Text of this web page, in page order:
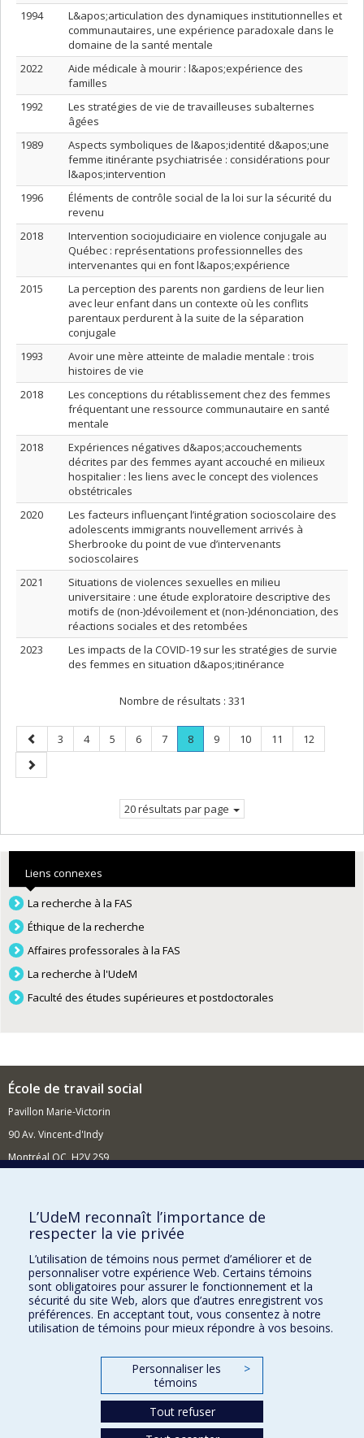
1994
L&apos;articulation des dynamiques institutionnelles et
communautaires, une expérience paradoxale dans le
domaine de la santé mentale
2022
Aide médicale à mourir : l&apos;expérience des
familles
1992
Les stratégies de vie de travailleuses subalternes
âgées
1989
Aspects symboliques de l&apos;identité d&apos;une
femme itinérante psychiatrisée : considérations pour
l&apos;intervention
1996
Éléments de contrôle social de la loi sur la sécurité du
revenu
2018
Intervention sociojudiciaire en violence conjugale au
Québec : représentations professionnelles des
intervenantes qui en font l&apos;expérience
2015
La perception des parents non gardiens de leur lien
avec leur enfant dans un contexte où les conflits
parentaux perdurent à la suite de la séparation
conjugale
1993
Avoir une mère atteinte de maladie mentale : trois
histoires de vie
2018
Les conceptions du rétablissement chez des femmes
fréquentant une ressource communautaire en santé
mentale
2018
Expériences négatives d&apos;accouchements
décrites par des femmes ayant accouché en milieux
hospitalier : les liens avec le concept des violences
obstétricales
2020
Les facteurs influençant l’intégration socioscolaire des
adolescents immigrants nouvellement arrivés à
Sherbrooke du point de vue d’intervenants
socioscolaires
2021
Situations de violences sexuelles en milieu
universitaire : une étude exploratoire descriptive des
motifs de (non-)dévoilement et (non-)dénonciation, des
réactions sociales et des retombées
2023
Les impacts de la COVID-19 sur les stratégies de survie
des femmes en situation d&apos;itinérance
Nombre de résultats : 331
Page
précédente
Page
3 Page
4 Page
5 Page
6 Page
7 Page
8.
Page
Page
9 Page
10 Page
11 Page
12
Page
suivante
20 résultats par page
Liens connexes
La recherche à la FAS
Éthique de la recherche
Affaires professorales à la FAS
La recherche à l'UdeM
Faculté des études supérieures et postdoctorales
École de travail social
Pavillon Marie-Victorin
90 Av. Vincent-d'Indy
Montréal QC H2V 2S9
Comment soutenir l'École?
BESOIN D'AIDE?
Plan du site
Signaler une erreur
Accessibilité
FACULTÉ DES ARTS ET DES SCIENCES
Nos départements et écoles
L’UdeM reconnaît l’importance de
respecter la vie privée
L’utilisation de témoins nous permet d’améliorer et de
personnaliser votre expérience Web. Certains témoins
sont obligatoires pour assurer le fonctionnement et la
sécurité du site Web, alors que d’autres enregistrent vos
préférences. En acceptant tout, vous consentez à notre
utilisation de témoins pour mieux répondre à vos besoins.
Personnaliser les
témoins
>
Tout refuser